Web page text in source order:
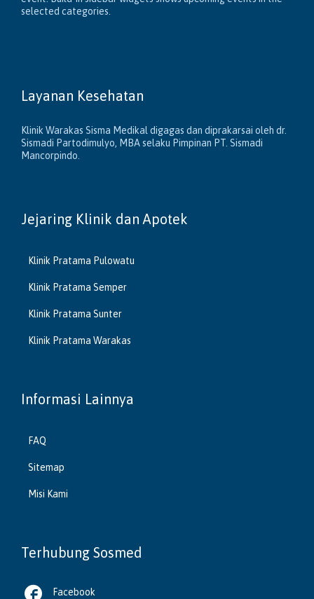
selected categories.
Layanan Kesehatan
Klinik Warakas Sisma Medikal digagas dan diprakarsai oleh dr.
Sismadi Partodimulyo, MBA selaku Pimpinan PT. Sismadi
Mancorpindo.
Jejaring Klinik dan Apotek
Klinik Pratama Pulowatu
Klinik Pratama Semper
Klinik Pratama Sunter
Klinik Pratama Warakas
Informasi Lainnya
FAQ
Sitemap
Misi Kami
Terhubung Sosmed
 Facebook